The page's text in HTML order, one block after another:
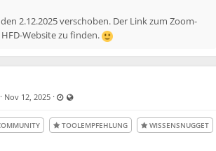
2.12.2025 verschoben. Der Link zum Zoom-
Website zu finden.
· Nov 12, 2025 · Last updated Nov 26, 2025 - 8:06 AM
TOOLEMPFEHLUNG WISSENSNUGGET